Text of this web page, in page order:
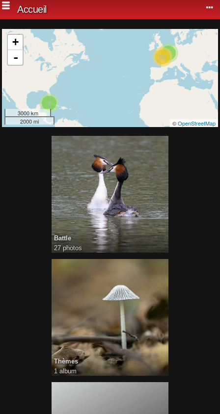
Accueil
3
82
2
+
-
3000 km
2000 mi
©OpenStreetMap
Battle
27 photos
Thèmes
1 album